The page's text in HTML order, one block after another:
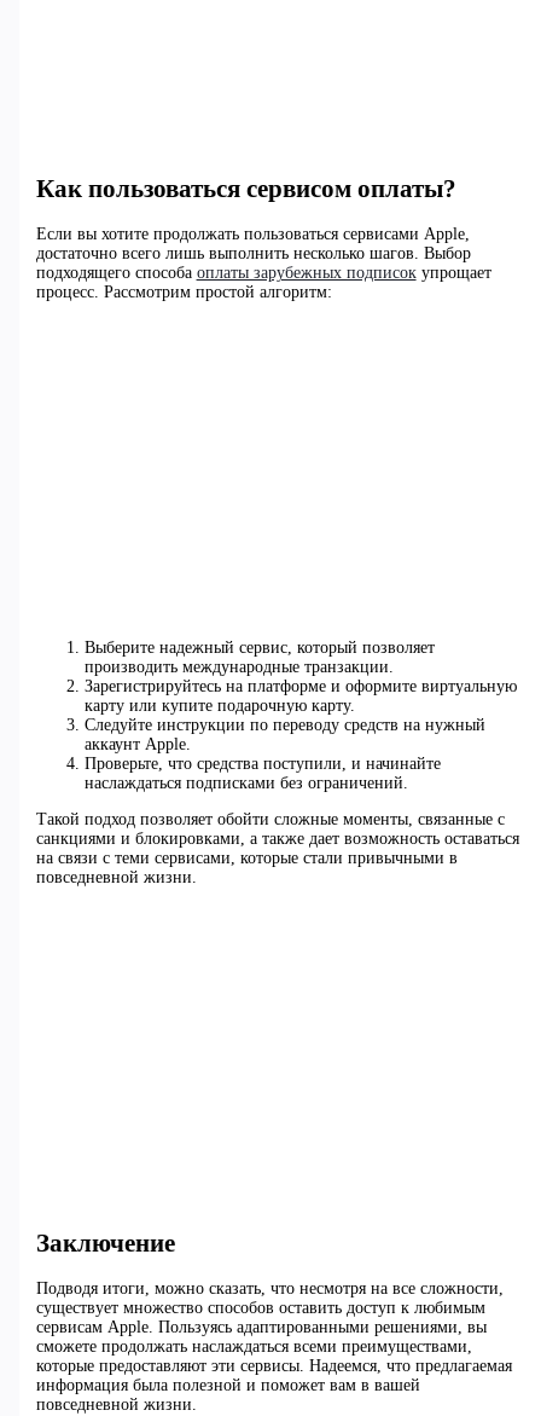
Как пользоваться сервисом оплаты?
Если вы хотите продолжать пользоваться сервисами Apple,
достаточно всего лишь выполнить несколько шагов. Выбор
подходящего способа оплаты зарубежных подписокупрощает
процесс. Рассмотрим простой алгоритм:
Выберите надежный сервис, который позволяет
производить международные транзакции.
Зарегистрируйтесь на платформе и оформите виртуальную
карту или купите подарочную карту.
Следуйте инструкции по переводу средств на нужный
аккаунт Apple.
Проверьте, что средства поступили, и начинайте
наслаждаться подписками без ограничений.
Такой подход позволяет обойти сложные моменты, связанные с
санкциями и блокировками, а также дает возможность оставаться
на связи с теми сервисами, которые стали привычными в
повседневной жизни.
Заключение
Подводя итоги, можно сказать, что несмотря на все сложности,
существует множество способов оставить доступ к любимым
сервисам Apple. Пользуясь адаптированными решениями, вы
сможете продолжать наслаждаться всеми преимуществами,
которые предоставляют эти сервисы. Надеемся, что предлагаемая
информация была полезной и поможет вам в вашей
повседневной жизни.